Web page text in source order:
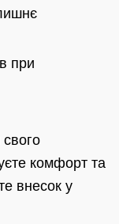
при
комфорт та
внесок у